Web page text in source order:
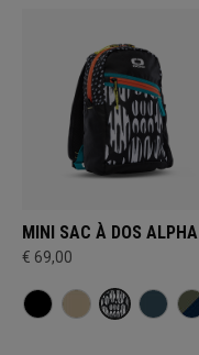
MINI SAC À DOS ALPHA
€ 69,00